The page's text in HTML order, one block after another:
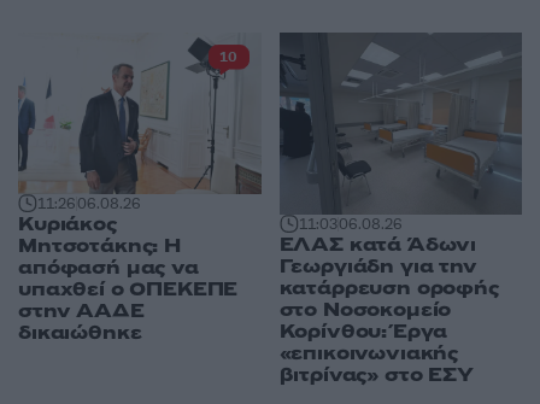
11:2606.08.26
Κυριάκος
Μητσοτάκης: Η
απόφασή μας να
υπαχθεί ο ΟΠΕΚΕΠΕ
στην ΑΑΔΕ
δικαιώθηκε
10
11:0306.08.26
ΕΛΑΣ κατά Άδωνι
Γεωργιάδη για την
κατάρρευση οροφής
στο Νοσοκομείο
Κορίνθου: Έργα
«επικοινωνιακής
βιτρίνας» στο ΕΣΥ